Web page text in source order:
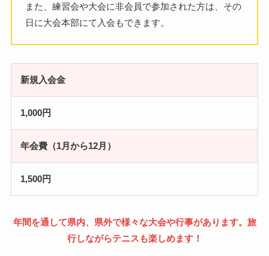
また、練習会や大会に非会員で参加された方は、その
日に大会本部にて入会もできます。
新規入会金
1,000円
年会費（1月から12月）
1,500円
年間を通して県内、県外で様々な大会や行事があります。旅
行しながらテニスも楽しめます！